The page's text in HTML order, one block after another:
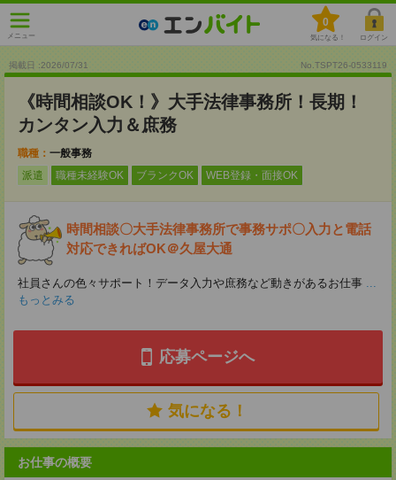
メニュー
0
気になる！ ログイン
掲載日 :2026/07/31 No.TSPT26-0533119
《時間相談OK！》大手法律事務所！長期！
カンタン入力＆庶務
職種： 一般事務
派遣
職種未経験OK ブランクOK WEB登録・面接OK
時間相談〇大手法律事務所で事務サポ〇入力と電話
対応できればOK＠久屋大通
社員さんの色々サポート！データ入力や庶務など動きがあるお仕事 ...
もっとみる
応募ページへ
気になる！
お仕事の概要